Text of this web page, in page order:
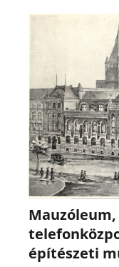
építészeti